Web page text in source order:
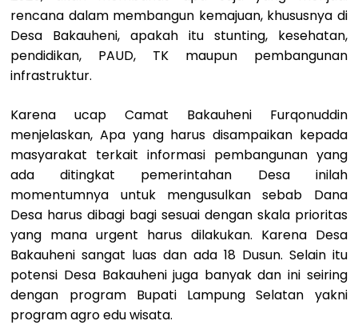
rencana dalam membangun kemajuan, khususnya di
Desa Bakauheni, apakah itu stunting, kesehatan,
pendidikan, PAUD, TK maupun pembangunan
infrastruktur.
Karena ucap Camat Bakauheni Furqonuddin
menjelaskan, Apa yang harus disampaikan kepada
masyarakat terkait informasi pembangunan yang
ada ditingkat pemerintahan Desa inilah
momentumnya untuk mengusulkan sebab Dana
Desa harus dibagi bagi sesuai dengan skala prioritas
yang mana urgent harus dilakukan. Karena Desa
Bakauheni sangat luas dan ada 18 Dusun. Selain itu
potensi Desa Bakauheni juga banyak dan ini seiring
dengan program Bupati Lampung Selatan yakni
program agro edu wisata.